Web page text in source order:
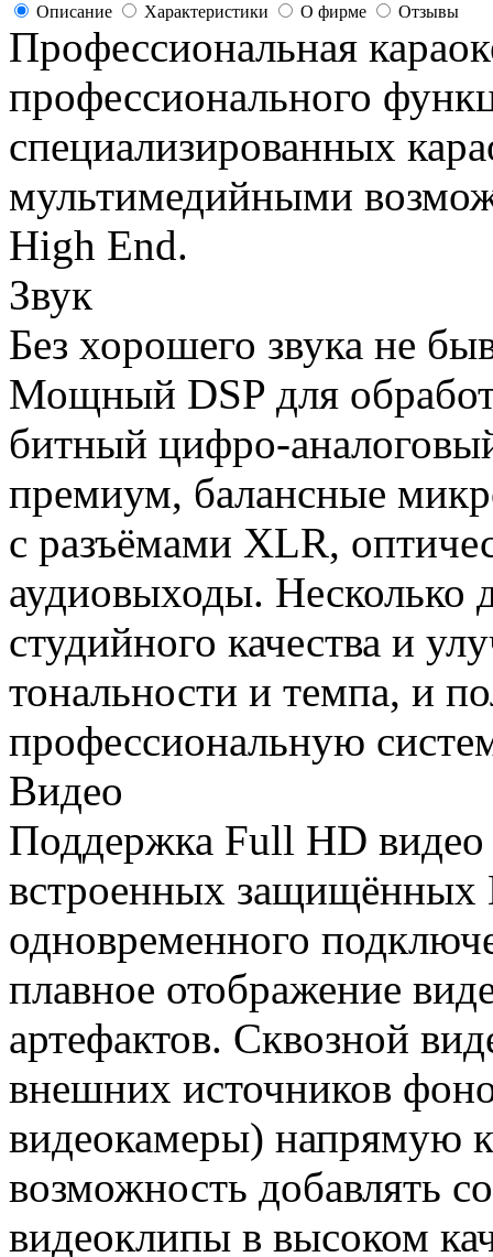
Описание Характеристики О фирме Отзывы
Профессиональная
профессионального
специализированных
мультимедийными
High End.
Звук
Без хорошего звука не
Мощный DSP для
битный цифро-
премиум, балансные
с разъёмами XLR,
аудиовыходы. Несколько
студийного качества и
тональности и темпа, и
профессиональную
Видео
Поддержка Full HD
встроенных защищённых
одновременного
плавное отображение
артефактов. Сквозной
внешних источников
видеокамеры) напрямую
возможность добавлять
видеоклипы в высоком